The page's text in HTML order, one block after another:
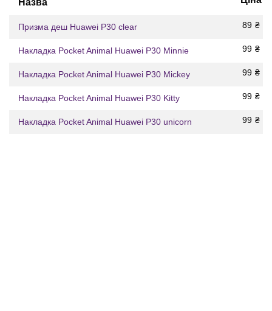
Назва
Призма деш Huawei P30 clear 89 ₴
Накладка Pocket Animal Huawei P30 Minnie 99 ₴
Накладка Pocket Animal Huawei P30 Mickey 99 ₴
Накладка Pocket Animal Huawei P30 Kitty 99 ₴
Накладка Pocket Animal Huawei P30 unicorn 99 ₴